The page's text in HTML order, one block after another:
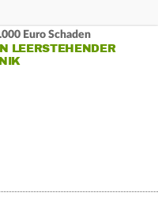
Euro Schaden
LEERSTEHENDER